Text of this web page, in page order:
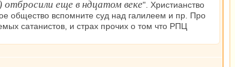
еще в ндцатом веке". Христианство
общество вспомните суд над галилеем и пр. Про
сатанистов, и страх прочих о том что РПЦ